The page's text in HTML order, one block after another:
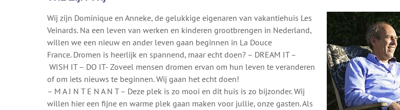
Wij zijn Dominique en Anneke, de gelukkige eigenaren van vakantiehuis Les
Veinards. Na een leven van werken en kinderen grootbrengen in Nederland,
willen we een nieuw en ander leven gaan beginnen in La Douce
France. Dromen is heerlijk en spannend, maar echt doen? – DREAM IT –
WISH IT – DO IT- Zoveel mensen dromen ervan om hun leven te veranderen
of om iets nieuws te beginnen. Wij gaan het echt doen!
– M A I N T E N A N T – Deze plek is zo mooi en dit huis is zo bijzonder. Wij
willen hier een fijne en warme plek gaan maken voor jullie, onze gasten. Als